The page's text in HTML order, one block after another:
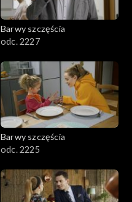
Barwy szczęścia
odc. 2227
Barwy szczęścia
odc. 2225